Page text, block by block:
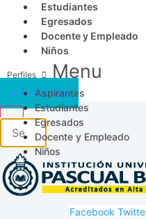
Estudiantes
Egresados
Docente y Empleado
Niños
Menu
Aspirantes
Estudiantes
Egresados
Docente y Empleado
Niños
Acceso SICAU
Facebook